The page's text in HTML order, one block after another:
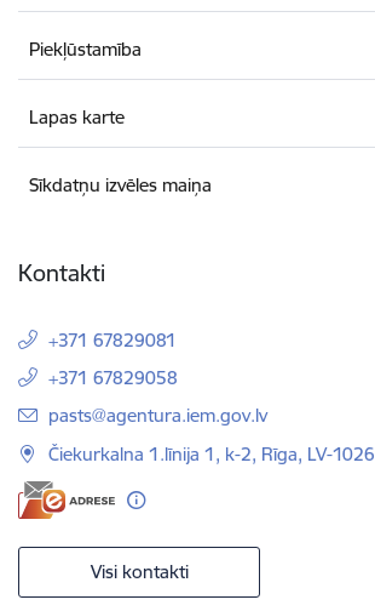
Piekļūstamība
Lapas karte
Sīkdatņu izvēles maiņa
Kontakti
+371 67829081
+371 67829058
E-pasts:
pasts@agentura.iem.gov.lv
Čiekurkalna 1.līnija 1, k-2, Rīga, LV-1026
Visi kontakti